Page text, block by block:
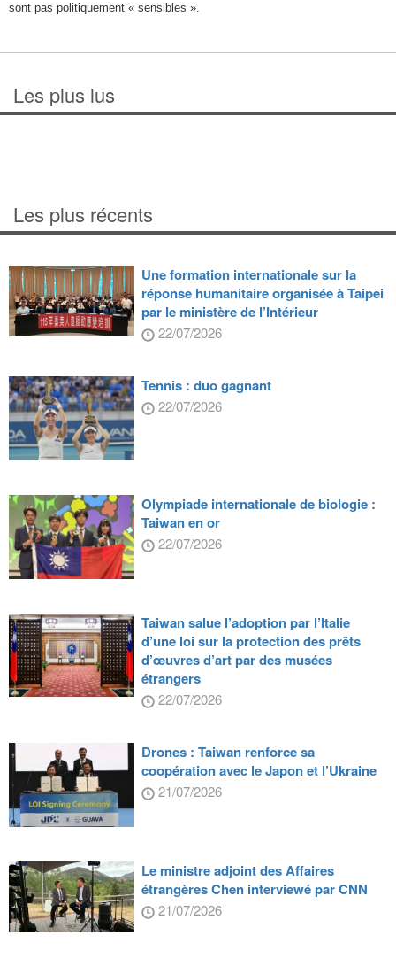
sont pas politiquement « sensibles ».
Les plus lus
Les plus récents
Une formation internationale sur la
réponse humanitaire organisée à Taipei
par le ministère de l’Intérieur
22/07/2026
Tennis : duo gagnant
22/07/2026
Olympiade internationale de biologie :
Taiwan en or
22/07/2026
Taiwan salue l’adoption par l’Italie
d’une loi sur la protection des prêts
d’œuvres d’art par des musées
étrangers
22/07/2026
Drones : Taiwan renforce sa
coopération avec le Japon et l’Ukraine
21/07/2026
Le ministre adjoint des Affaires
étrangères Chen interviewé par CNN
21/07/2026